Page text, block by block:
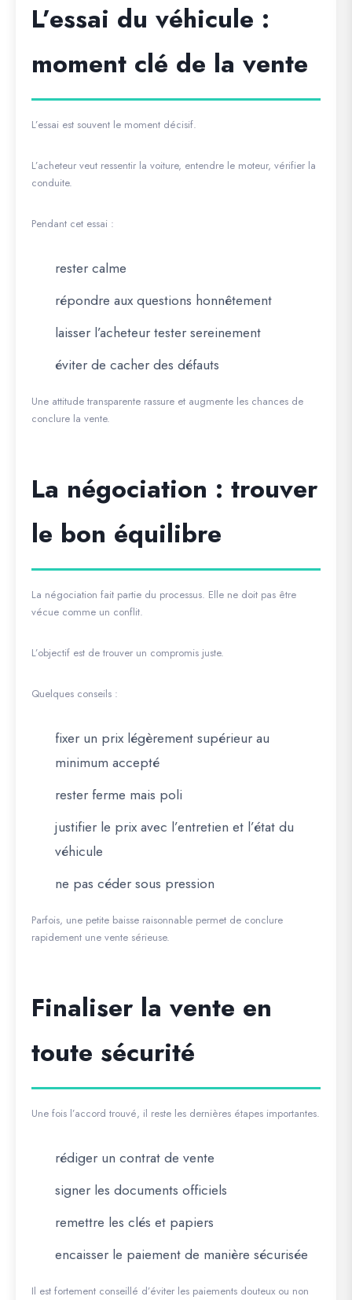
L’essai du véhicule :
moment clé de la vente
L’essai est souvent le moment décisif.
L’acheteur veut ressentir la voiture, entendre le moteur, vérifier la
conduite.
Pendant cet essai :
rester calme
répondre aux questions honnêtement
laisser l’acheteur tester sereinement
éviter de cacher des défauts
Une attitude transparente rassure et augmente les chances de
conclure la vente.
La négociation : trouver
le bon équilibre
La négociation fait partie du processus. Elle ne doit pas être
vécue comme un conflit.
L’objectif est de trouver un compromis juste.
Quelques conseils :
fixer un prix légèrement supérieur au
minimum accepté
rester ferme mais poli
justifier le prix avec l’entretien et l’état du
véhicule
ne pas céder sous pression
Parfois, une petite baisse raisonnable permet de conclure
rapidement une vente sérieuse.
Finaliser la vente en
toute sécurité
Une fois l’accord trouvé, il reste les dernières étapes importantes.
rédiger un contrat de vente
signer les documents officiels
remettre les clés et papiers
encaisser le paiement de manière sécurisée
Il est fortement conseillé d’éviter les paiements douteux ou non